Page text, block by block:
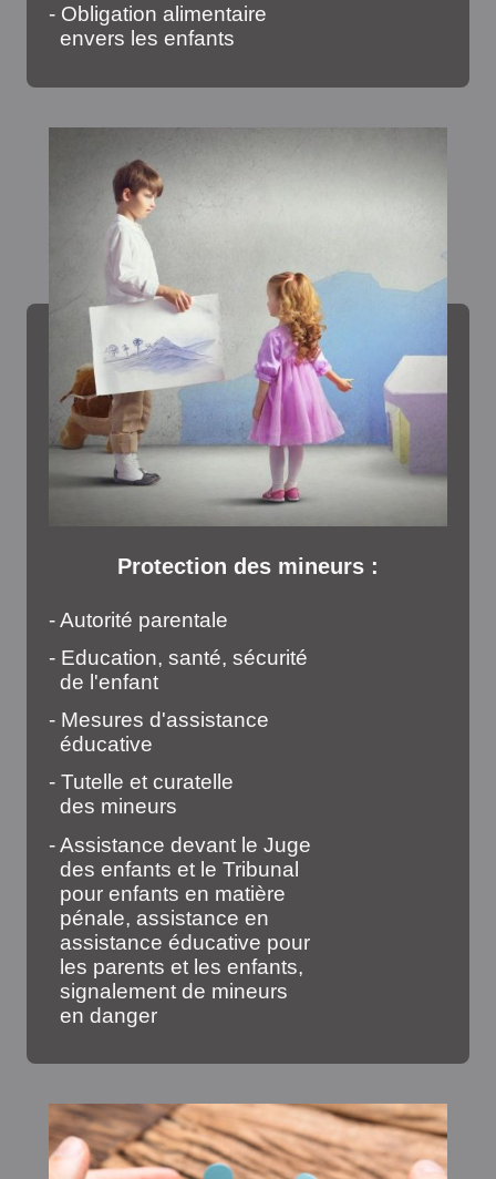
- Obligation alimentaire
envers les enfants
Protection des mineurs :
- Autorité parentale
- Education, santé, sécurité
de l'enfant
- Mesures d'assistance
éducative
- Tutelle et curatelle
des mineurs
- Assistance devant le Juge
des enfants et le Tribunal
pour enfants en matière
pénale, assistance en
assistance éducative pour
les parents et les enfants,
signalement de mineurs
en danger